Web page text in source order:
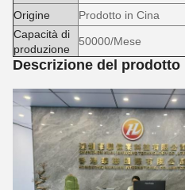
Origine
Prodotto in Cina
Capacità di
produzione
50000/Mese
Descrizione del prodotto